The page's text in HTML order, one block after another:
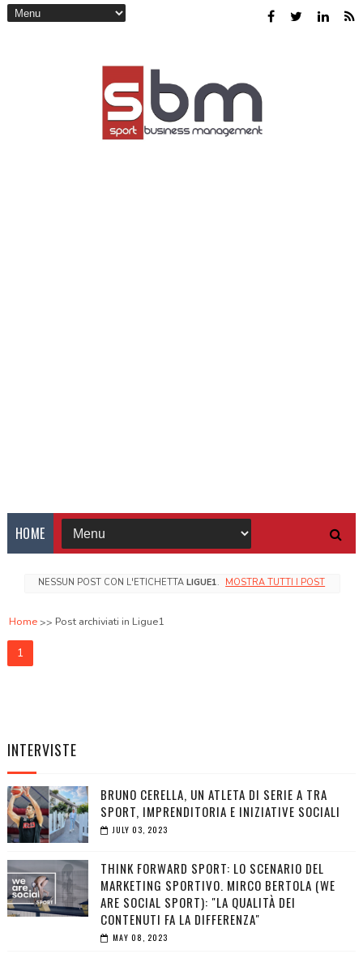
HOME
NESSUN POST CON L'ETICHETTA LIGUE1. MOSTRA TUTTI I POST
Home Post archiviati in Ligue1
1
INTERVISTE
BRUNO CERELLA, UN ATLETA DI SERIE A TRA
SPORT, IMPRENDITORIA E INIZIATIVE SOCIALI
JULY 03, 2023
THINK FORWARD SPORT: LO SCENARIO DEL
MARKETING SPORTIVO. MIRCO BERTOLA (WE
ARE SOCIAL SPORT): "LA QUALITÀ DEI
CONTENUTI FA LA DIFFERENZA"
MAY 08, 2023